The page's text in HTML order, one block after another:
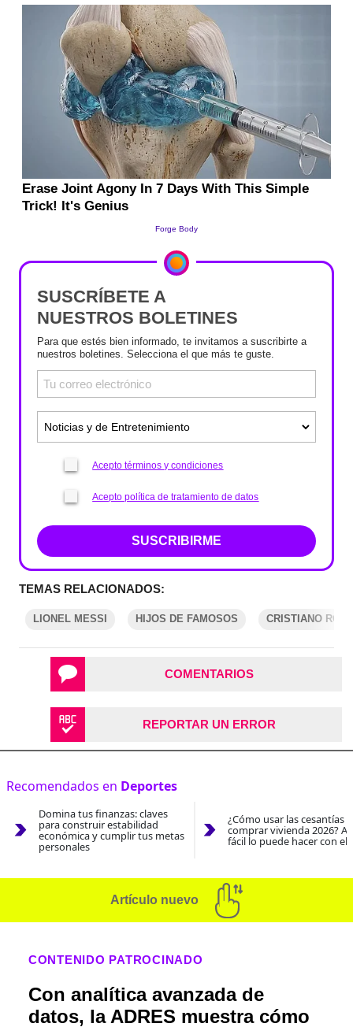
SUSCRÍBETE A
NUESTROS BOLETINES
Para que estés bien informado, te invitamos a suscribirte a
nuestros boletines. Selecciona el que más te guste.
Acepto términos y condiciones
Acepto política de tratamiento de datos
SUSCRIBIRME
TEMAS RELACIONADOS:
LIONEL MESSI HIJOS DE FAMOSOS CRISTIANO
COMENTARIOS
REPORTAR UN ERROR
Recomendados en Deportes
Domina tus finanzas: claves
para construir estabilidad
económica y cumplir tus metas
personales
¿Cómo usar las cesantías
comprar vivienda 2026?
fácil lo puede hacer con el
Artículo nuevo
CONTENIDO PATROCINADO
Con analítica avanzada de
datos, la ADRES muestra cómo